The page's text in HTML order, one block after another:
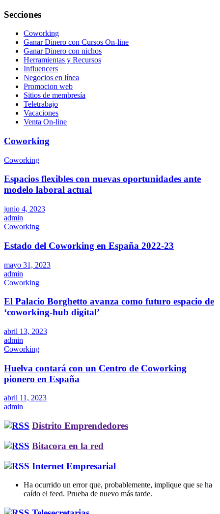
Secciones
Coworking
Ganar Dinero con Cursos On-line
Ganar Dinero con nichos
Herramientas y Recursos
Influencers
Negocios en línea
Promocion web
Sitios de membresía
Teletrabajo
Vacaciones
Venta On-line
Coworking
Coworking
Espacios flexibles con nuevas oportunidades ante
modelo laboral actual
junio 4, 2023
admin
Coworking
Estado del Coworking en España 2022-23
mayo 31, 2023
admin
Coworking
El Palacio Borghetto avanza como futuro espacio de
‘coworking-hub digital’
abril 13, 2023
admin
Coworking
Huelva contará con un Centro de Coworking
pionero en España
abril 11, 2023
admin
Distrito Emprendedores
Bitacora en la red
Internet Empresarial
Ha ocurrido un error que, probablemente, implique que se ha
caído el feed. Prueba de nuevo más tarde.